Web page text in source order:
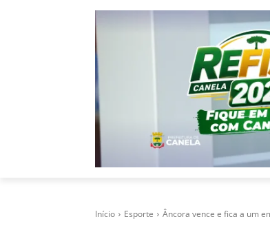
Início Esporte Âncora vence e fica a um